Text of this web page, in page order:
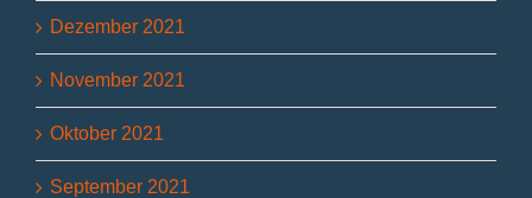
Dezember 2021
November 2021
Oktober 2021
September 2021